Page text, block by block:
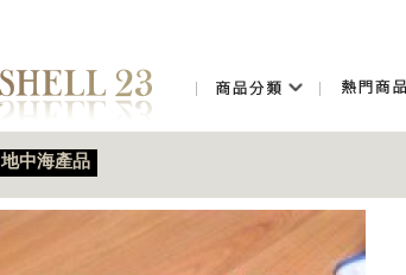
地中海產品